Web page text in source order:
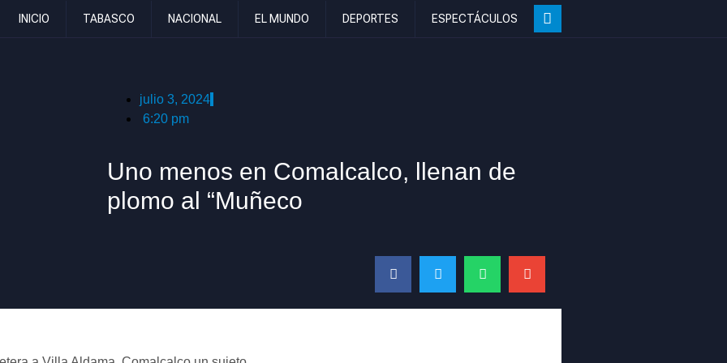
INICIO TABASCO NACIONAL EL MUNDO DEPORTES ESPECTÁCULOS
julio 3, 2024
6:20 pm
Uno menos en Comalcalco, llenan de
plomo al “Muñeco